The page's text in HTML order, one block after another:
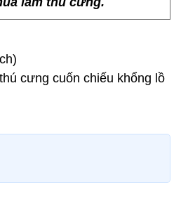
nằm dọc cơ thể. Tuổi đời
cuốn chiếu khổng
xung quanh.